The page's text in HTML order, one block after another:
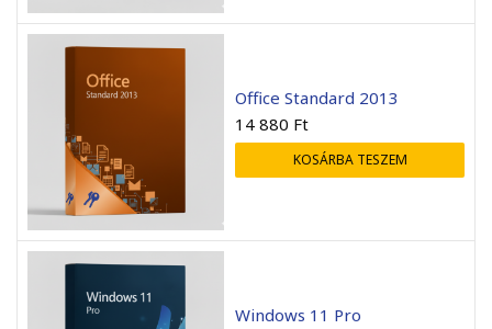
Office Standard 2013
14 880 Ft
KOSÁRBA TESZEM
Windows 11 Pro